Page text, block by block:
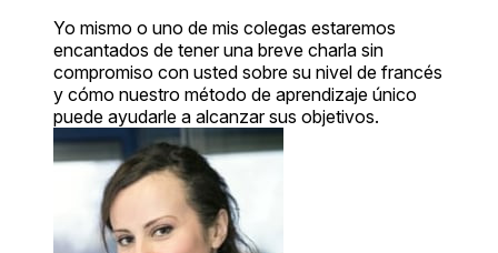
Yo mismo o uno de mis colegas estaremos
encantados de tener una breve charla sin
compromiso con usted sobre su nivel de francés
y cómo nuestro método de aprendizaje único
puede ayudarle a alcanzar sus objetivos.